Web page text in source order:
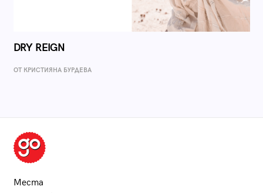
DRY REIGN
ОТ КРИСТИЯНА БУРДЕВА
Места